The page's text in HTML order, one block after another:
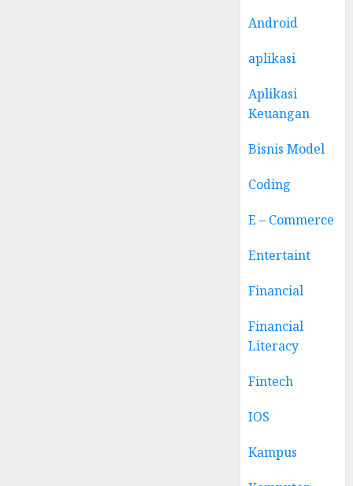
Android
aplikasi
Aplikasi
Keuangan
Bisnis Model
Coding
E – Commerce
Entertaint
Financial
Financial
Literacy
Fintech
IOS
Kampus